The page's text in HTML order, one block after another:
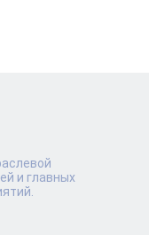
и главных